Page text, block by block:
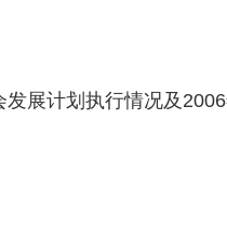
计划执行情况及